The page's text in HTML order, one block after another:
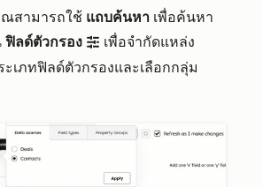
สามารถใช้ แถบค้นหา เพื่อค้นหา
ฟิลด์ตัวกรอง filter เพื่อจำกัดแหล่ง
เภทฟิลด์ตัวกรองและเลือกกลุ่ม